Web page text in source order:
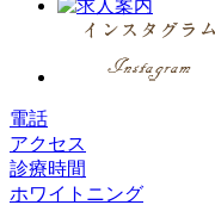
電話
アクセス
診療時間
ホワイトニング